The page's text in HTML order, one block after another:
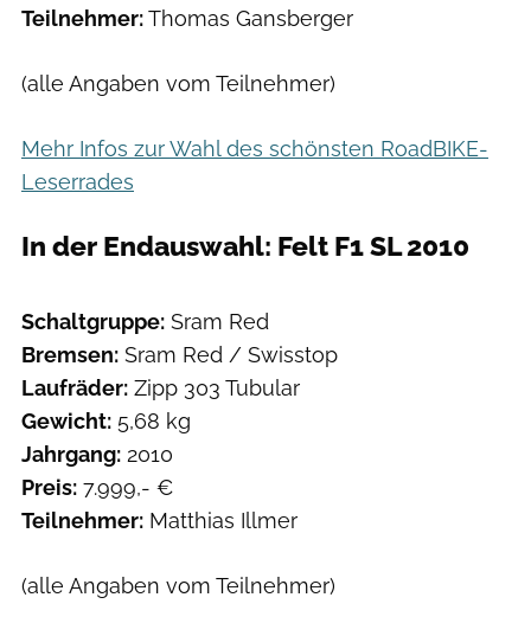
Teilnehmer:Thomas Gansberger
(alle Angaben vom Teilnehmer)
Mehr Infos zur Wahl des schönsten RoadBIKE-
Leserrades
In der Endauswahl: Felt F1 SL 2010
Schaltgruppe: Sram Red
Bremsen: Sram Red / Swisstop
Laufräder: Zipp 303 Tubular
Gewicht: 5,68 kg
Jahrgang: 2010
Preis: 7.999,- €
Teilnehmer: Matthias Illmer
(alle Angaben vom Teilnehmer)